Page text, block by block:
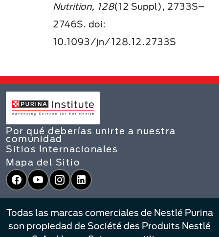
Nutrition, 128(12 Suppl), 2733S–
2746S. doi:
10.1093/jn/128.12.2733S
Por qué deberías unirte a nuestra
comunidad
Sitios Internacionales
Mapa del Sitio
Facebook
YouTubeInstagram
LinkedIn
Todas las marcas comerciales de Nestlé Purina
son propiedad de Société des Produits Nestlé